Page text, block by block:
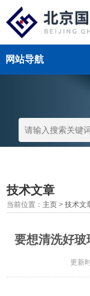
网站导航
技术文章
当前位置： 主页 >技术文
要想清洗好
更新